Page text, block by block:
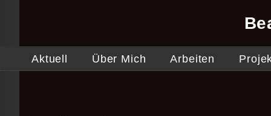
Aktuell Über Mich Arbeiten